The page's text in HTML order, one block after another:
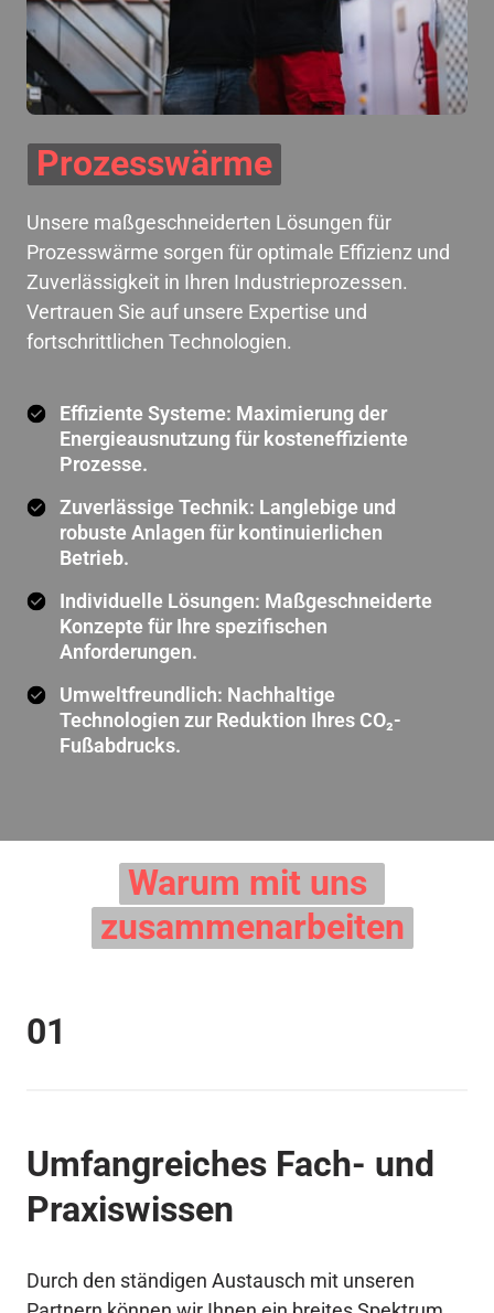
Prozesswärme
Unsere maßgeschneiderten Lösungen für
Prozesswärme sorgen für optimale Effizienz und
Zuverlässigkeit in Ihren Industrieprozessen.
Vertrauen Sie auf unsere Expertise und
fortschrittlichen Technologien.
Effiziente Systeme: Maximierung der
Energieausnutzung für kosteneffiziente
Prozesse.
Zuverlässige Technik: Langlebige und
robuste Anlagen für kontinuierlichen
Betrieb.
Individuelle Lösungen: Maßgeschneiderte
Konzepte für Ihre spezifischen
Anforderungen.
Umweltfreundlich: Nachhaltige
Technologien zur Reduktion Ihres CO₂-
Fußabdrucks.
Warum mit
zusammenarbeiten
01
Umfangreiches Fach- und
Praxiswissen
Durch den ständigen Austausch mit unseren